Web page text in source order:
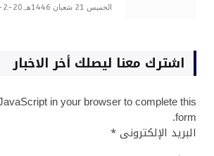
الخميس 21 شعبان 1446هـ 20-2-2025م
اشترك معنا ليصلك أخر الاخبار
in your browser to complete this
form.
البريد الإلكترونى*